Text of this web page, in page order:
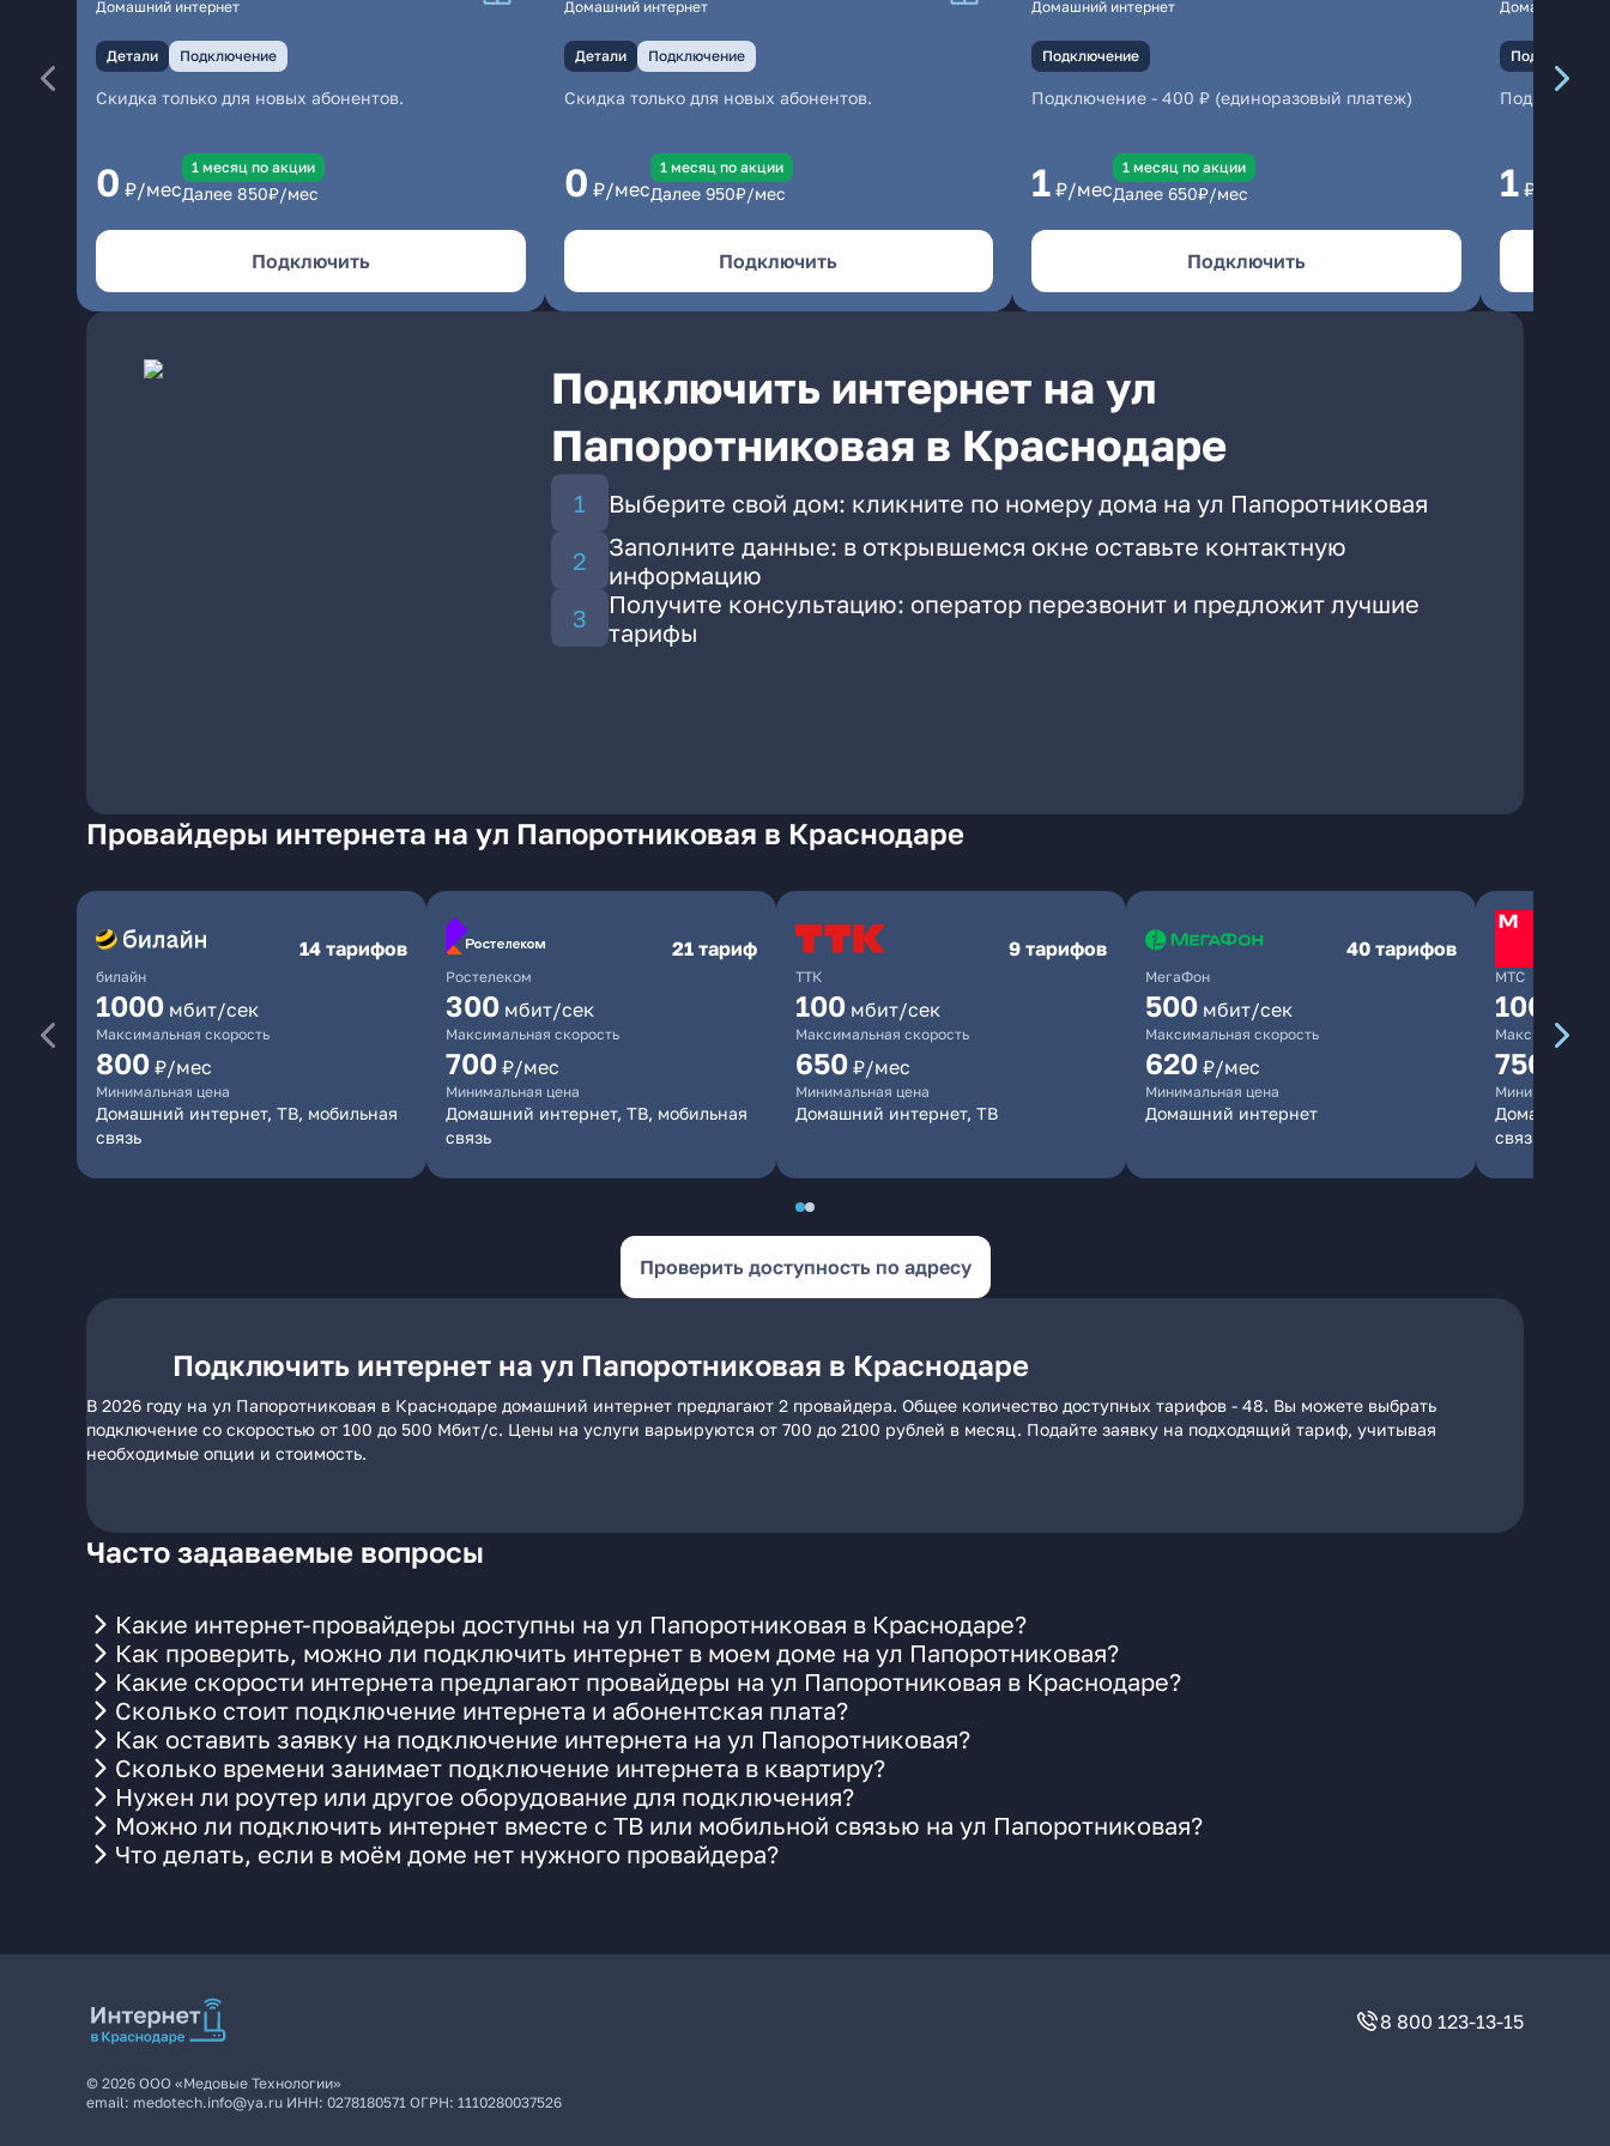
Домашний интернет
Детали Подключение
Скидка только для новых абонентов.
0 ₽/мес
1 месяц по акции
Далее 850₽/мес
Подключить
Домашний интернет
Детали Подключение
Скидка только для новых абонентов.
0 ₽/мес
1 месяц по акции
Далее 950₽/мес
Подключить
Домашний интернет
Подключение
Подключение - 400 ₽ (единоразовый платеж)
1 ₽/мес
1 месяц по акции
Далее 650₽/мес
Подключить
Домашний
Подключение
1 ₽/мес
Подключить интернет на ул
Папоротниковая в Краснодаре
Выберите свой дом: кликните по номеру дома на ул Папоротниковая
Заполните данные: в открывшемся окне оставьте контактную
информацию
Получите консультацию: оператор перезвонит и предложит лучшие
тарифы
Провайдеры интернета на ул Папоротниковая в Краснодаре
билайн
14 тарифов
1000 мбит/сек
Максимальная скорость
800 ₽/мес
Минимальная цена
Домашний интернет, ТВ, мобильная
связь
Ростелеком
21 тариф
300 мбит/сек
Максимальная скорость
700 ₽/мес
Минимальная цена
Домашний интернет, ТВ, мобильная
связь
ТТК
9 тарифов
100 мбит/сек
Максимальная скорость
650 ₽/мес
Минимальная цена
Домашний интернет, ТВ
МегаФон
40 тарифов
500 мбит/сек
Максимальная скорость
620 ₽/мес
Минимальная цена
Домашний интернет
МТС
1000
Максимальная
750
Минимальная
Домашний
связь
Проверить доступность по адресу
Подключить интернет на ул Папоротниковая в Краснодаре
В 2026 году на ул Папоротниковая в Краснодаре домашний интернет предлагают 2 провайдера. Общее количество доступных тарифов - 48. Вы можете выбрать
подключение со скоростью от 100 до 500 Мбит/с. Цены на услуги варьируются от 700 до 2100 рублей в месяц. Подайте заявку на подходящий тариф, учитывая
необходимые опции и стоимость.
Часто задаваемые вопросы
Какие интернет-провайдеры доступны на ул Папоротниковая в Краснодаре?
Как проверить, можно ли подключить интернет в моем доме на ул Папоротниковая?
Какие скорости интернета предлагают провайдеры на ул Папоротниковая в Краснодаре?
Сколько стоит подключение интернета и абонентская плата?
Как оставить заявку на подключение интернета на ул Папоротниковая?
Сколько времени занимает подключение интернета в квартиру?
Нужен ли роутер или другое оборудование для подключения?
Можно ли подключить интернет вместе с ТВ или мобильной связью на ул Папоротниковая?
Что делать, если в моём доме нет нужного провайдера?
8 800 123-13-15
© 2026 ООО «Медовые Технологии»
email: medotech.info@ya.ru ИНН: 0278180571 ОГРН: 1110280037526